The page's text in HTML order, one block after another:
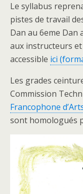
Le syllabus
pistes de travail
Dan au 6eme Dan
aux instructeurs
accessible ici
Les grades
Commission
Francophone
sont homologués